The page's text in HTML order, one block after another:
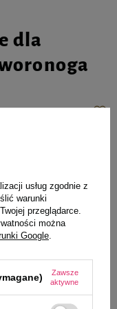
dla
+
Do koszyka
usług zgodnie z
warunki
przeglądarce.
można
Google.
Zawsze
aktywne